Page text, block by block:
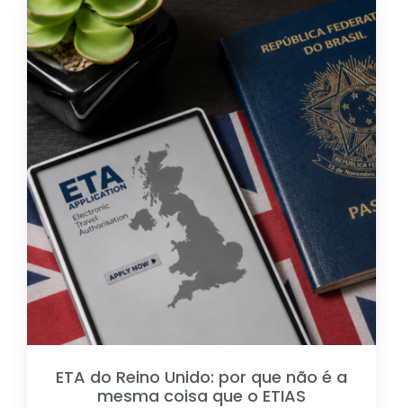
ETA do Reino Unido: por que não é a
mesma coisa que o ETIAS